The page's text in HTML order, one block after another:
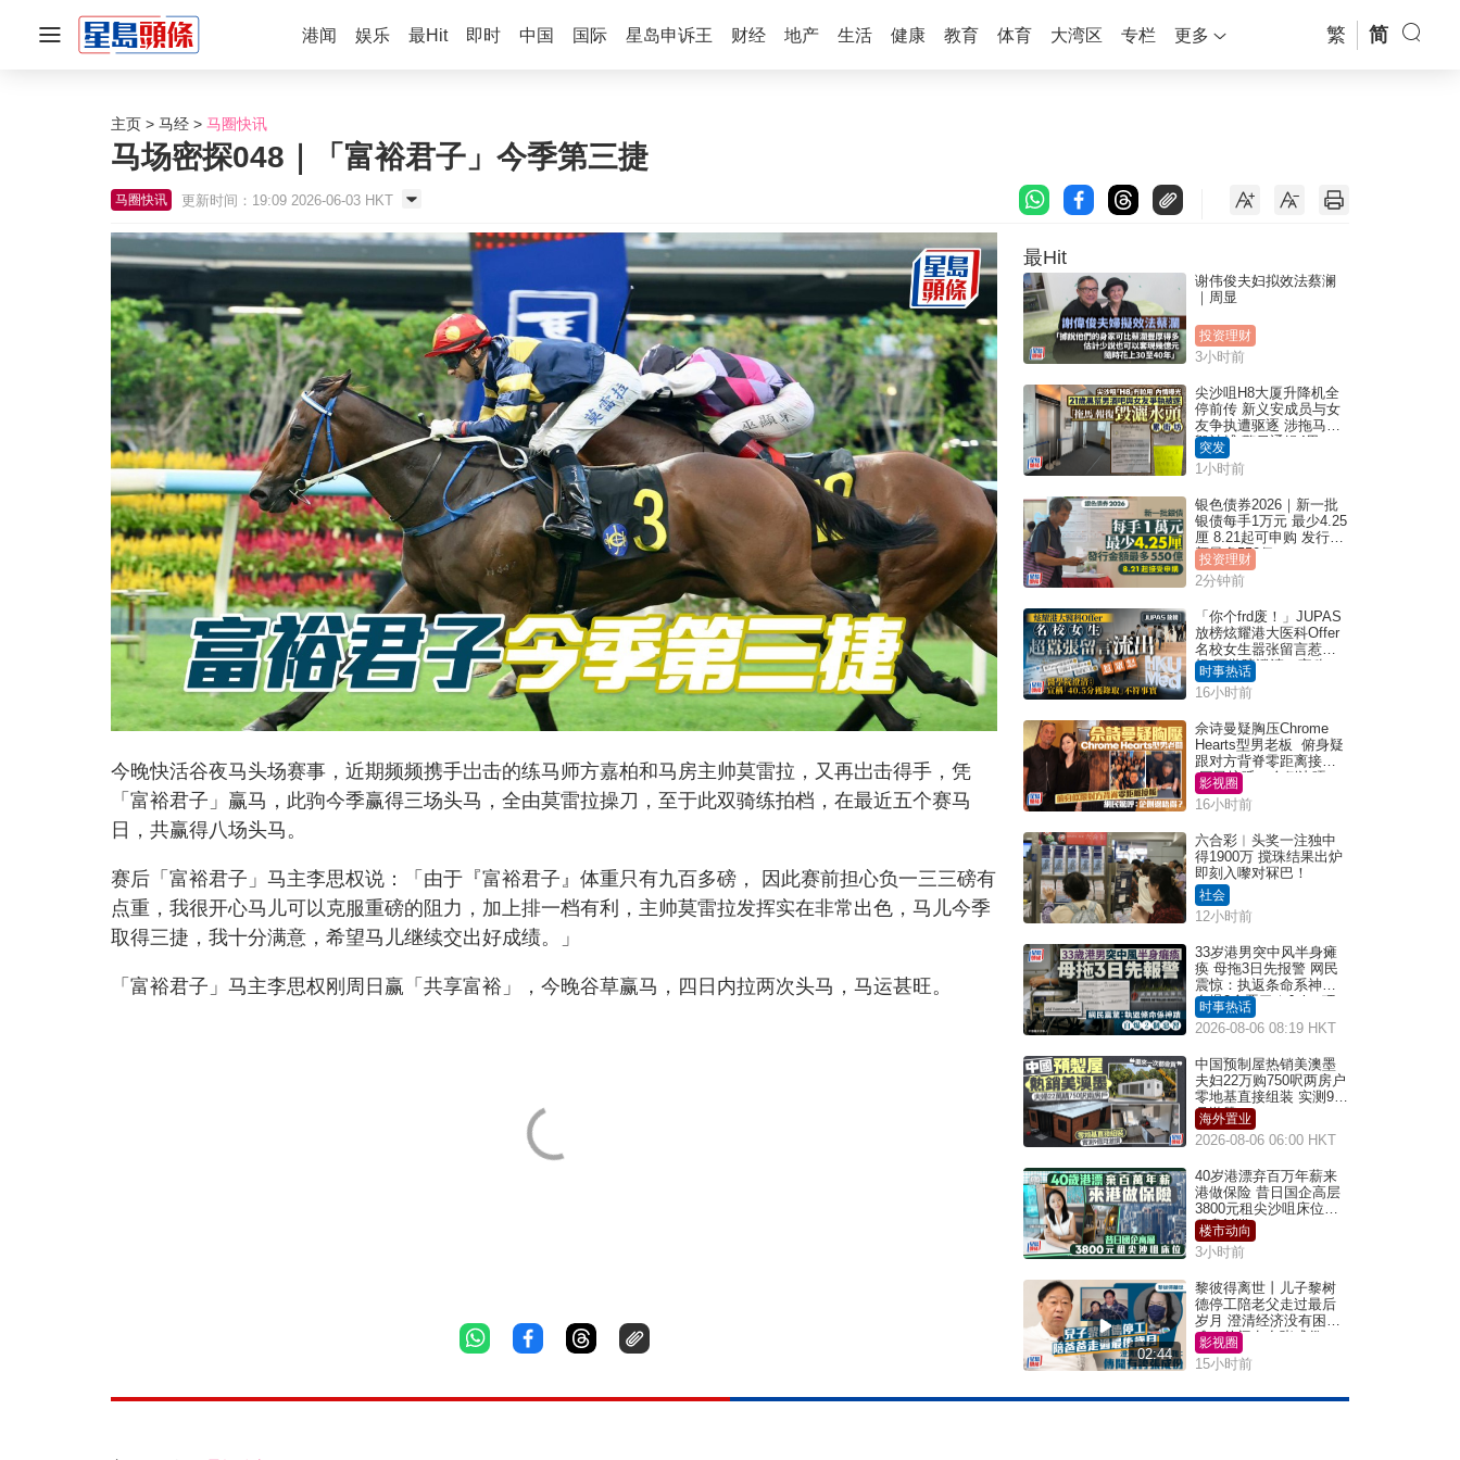
港闻 娱乐 最Hit 即时 中国 国际 星岛申诉王 财经 地产 生活 健康 教育 体育 大湾区 专栏 更多 繁 简
主页 马经 马圈快讯
马场密探048｜「富裕君子」今季第三捷
马圈快讯 更新时间：19:09 2026-06-03 HKT
今晚快活谷夜马头场赛事，近期频频携手岀击的练马师方嘉柏和马房主帅莫雷拉，又再岀击得手，凭
「富裕君子」赢马，此驹今季赢得三场头马，全由莫雷拉操刀，至于此双骑练拍档，在最近五个赛马
日，共赢得八场头马。
赛后「富裕君子」马主李思权说：「由于『富裕君子』体重只有九百多磅， 因此赛前担心负一三三磅有
点重，我很开心马儿可以克服重磅的阻力，加上排一档有利，主帅莫雷拉发挥实在非常出色，马儿今季
取得三捷，我十分满意，希望马儿继续交出好成绩。」
「富裕君子」马主李思权刚周日赢「共享富裕」，今晚谷草赢马，四日内拉两次头马，马运甚旺。
最Hit
谢伟俊夫妇拟效法蔡澜
｜周显
投资理财
3小时前
尖沙咀H8大厦升降机全
停前传 新义安成员与女
友争执遭驱逐 涉拖马刑
毁被捕 警另通缉4男
突发
1小时前
银色债券2026｜新一批
银债每手1万元 最少4.25
厘 8.21起可申购 发行金
额最多550亿
投资理财
2分钟前
「你个frd废！」JUPAS
放榜炫耀港大医科Offer
名校女生嚣张留言惹众
怒 医学院澄清：宣称
「40.5分获录取」不符事
实｜Juicy叮
时事热话
16小时前
佘诗曼疑胸压Chrome
Hearts型男老板 俯身疑
跟对方背脊零距离接触
网民惊呼：企侧边唔
得？
影视圈
16小时前
六合彩︱头奖一注独中
得1900万 搅珠结果出炉
即刻入嚟对冧巴！
社会
12小时前
33岁港男突中风半身瘫
痪 母拖3日先报警 网民
震惊：执返条命系神迹
自爆2个恶习｜Juicy叮
时事热话
2026-08-06 08:19 HKT
中国预制屋热销美澳墨
夫妇22万购750呎两房户
零地基直接组装 实测9个
月激赞
海外置业
2026-08-06 06:00 HKT
40岁港漂弃百万年薪来
港做保险 昔日国企高层
3800元租尖沙咀床位｜
租盘Million
楼市动向
3小时前
02:44
黎彼得离世丨儿子黎树
德停工陪老父走过最后
岁月 澄清经济没有困
难：传闻有夸张成份
影视圈
15小时前